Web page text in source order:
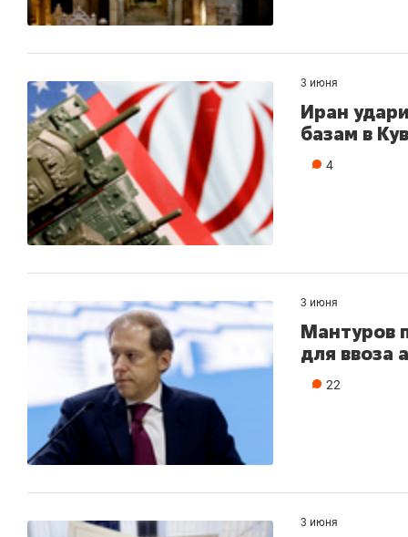
3 июня
Иран
базам в
4
3 июня
Мантуров
для ввоза
22
3 июня